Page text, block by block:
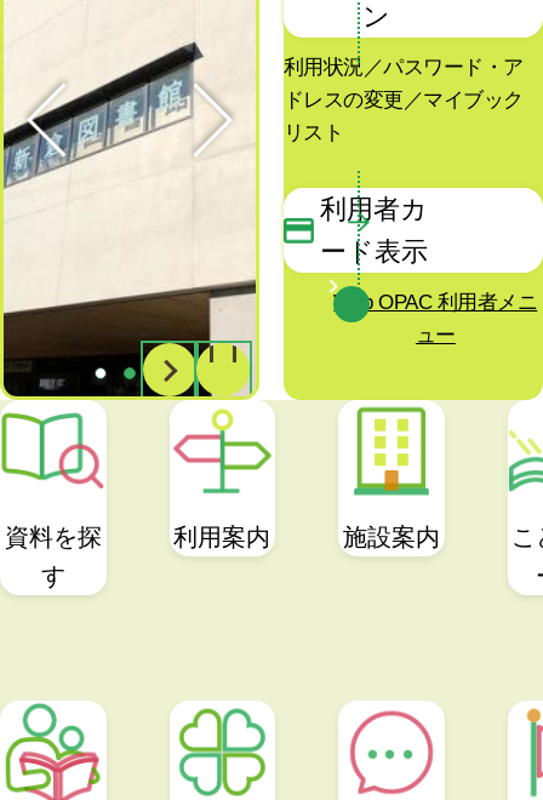
Previous
1 2
ン
利用状況／パスワード・ア
ドレスの変更／マイブック
リスト
利用者カ
ード表示
Web OPAC 利用者メニ
ュー
資料を探
す
利用案内 施設案内
こ